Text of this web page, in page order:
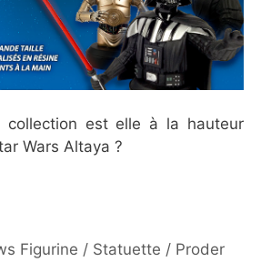
collection est elle à la hauteur
Wars Altaya ?
Figurine / Statuette / Proder